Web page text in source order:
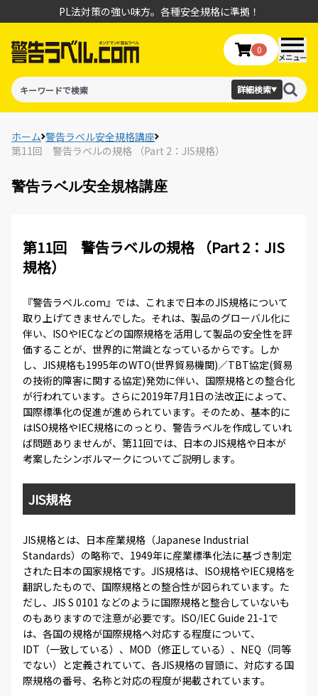
PL法対策の強い味方。各種安全規格に準拠！
詳細検索▼
0
メニュー
ホーム 警告ラベル安全規格講座
第11回 警告ラベルの規格 （Part 2：JIS規格）
警告ラベル安全規格講座
第11回 警告ラベルの規格 （Part 2：JIS
規格）
『警告ラベル.com』では、これまで日本のJIS規格について
取り上げてきませんでした。それは、製品のグローバル化に
伴い、ISOやIECなどの国際規格を活用して製品の安全性を評
価することが、世界的に常識となっているからです。しか
し、JIS規格も1995年のWTO(世界貿易機関)／TBT協定(貿易
の技術的障害に関する協定)発効に伴い、国際規格との整合化
が行われています。さらに2019年7月1日の法改正によって、
国際標準化の促進が進められています。そのため、基本的に
はISO規格やIEC規格にのっとり、警告ラベルを作成していれ
ば問題ありませんが、第11回では、日本のJIS規格や日本が
考案したシンボルマークについてご説明します。
JIS規格
JIS規格とは、日本産業規格（Japanese Industrial
Standards）の略称で、1949年に産業標準化法に基づき制定
された日本の国家規格です。JIS規格は、ISO規格やIEC規格を
翻訳したもので、国際規格との整合性が図られています。た
だし、JIS S 0101 などのように国際規格と整合していないも
のもありますので注意が必要です。ISO/IEC Guide 21-1で
は、各国の規格が国際規格へ対応する程度について、
IDT（一致している）、MOD（修正している）、NEQ（同等
でない）と定義されていて、各JIS規格の冒頭に、対応する国
際規格の番号、名称と対応の程度が掲載されています。